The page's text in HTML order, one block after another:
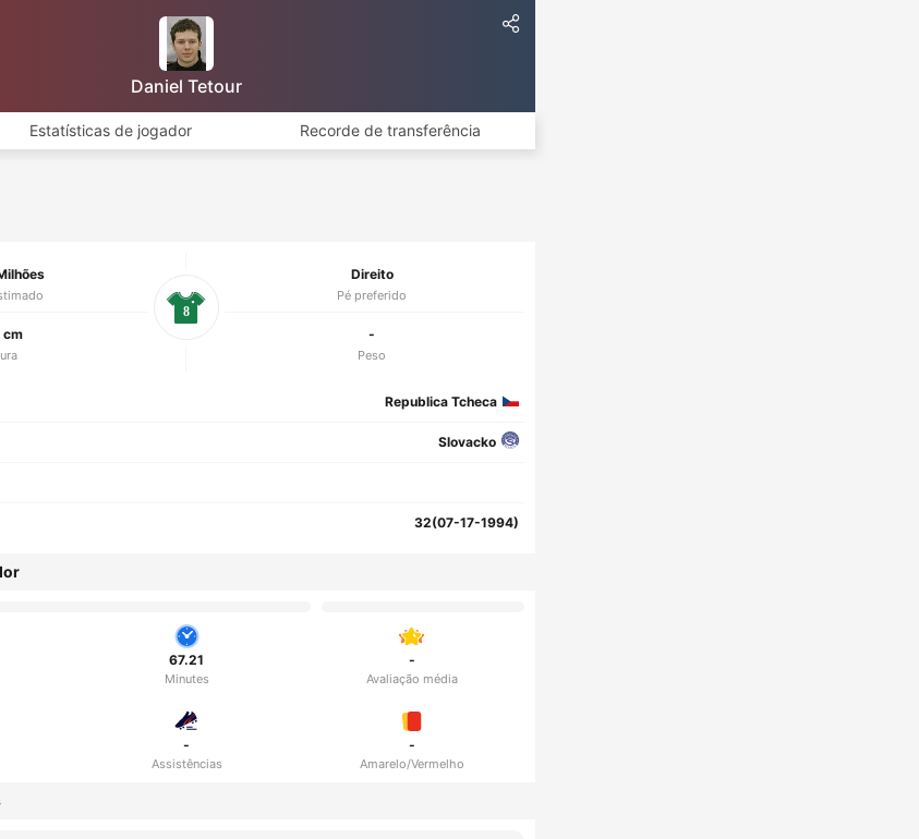
Daniel Tetour
Estatísticas de jogador Recorde de transferência
Direito
Pé preferido
cm -
Peso
8
Republica Tcheca
Slovacko
32(07-17-1994)
67.21
Minutes
-
Avaliação média
-
Assistências
-
Amarelo/Vermelho